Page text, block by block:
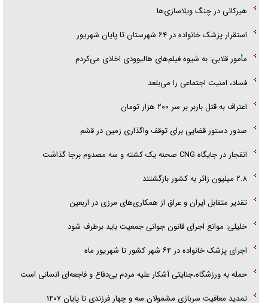
تحلیل ابعاد پیام رهبر انقلاب به حزب‌الله/ مقاومت نقشه راه آینده غرب آسیا
گفت‌و‌گو اختصاصی با همسر فرمانده شهید حزب‌الله لبنان/ هر شبش شب
هیرکانی در چنگ ویلاسازی‌ها
‌استقرار پزشک خانواده در ۶۴ شهرستان تا پایان شهریور
مأمور قلابی: به شیوه فیلم‌های هالیوودی اخاذی می‌کردم
فساد، امنیت اجتماعی را می‌بلعد
‌‌اعتراف به قتل باربر بر سر ۲۰۰ هزار تومان
صدور دستور قضایی برای توقف واگذاری زمین در قشم
انفجار در جایگاه CNG صحنه یک کشته و سه مصدوم برجا گذاشت
۲.۸ میلیون زائر به کشور بازگشتند
تقدیر متقابل ایران و عراق از همکاری‌های مرزی در اربعین
خلیلی: موانع اجرای قانون جوانی جمعیت باید برطرف شود
اجرای پزشک خانواده در ۶۴ شهر کشور تا شهریور ماه
حمله به ورزشگاه،جنایتی آشکار علیه مردم بی‌دفاع و فاجعه‌ای انسانی است
تمدید معافیت سربازی مشمولان سه و چهار فرزندی تا پایان ۱۴۰۷